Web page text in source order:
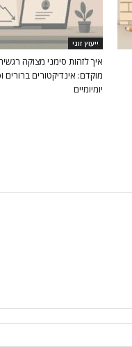
ייעוץ זוגי
איך לזהות סימני מצוקה
מוקדם: אינדיקטורים ברורים
יומיומיים